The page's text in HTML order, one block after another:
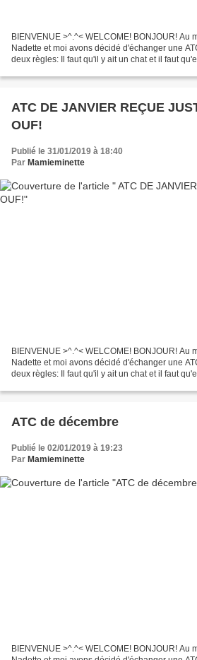
BIENVENUE >^.^< WELCOME! BONJOUR! Au
Nadette et moi avons décidé d'échanger une
deux règles: Il faut qu'il y ait un chat et il faut
ATC DE JANVIER REÇUE JUSTE A TEMPS,
OUF!
Publié le 31/01/2019 à 18:40
Par Mamieminette
BIENVENUE >^.^< WELCOME! BONJOUR! Au
Nadette et moi avons décidé d'échanger une
deux règles: Il faut qu'il y ait un chat et il faut
ATC de décembre
Publié le 02/01/2019 à 19:23
Par Mamieminette
BIENVENUE >^.^< WELCOME! BONJOUR! Au